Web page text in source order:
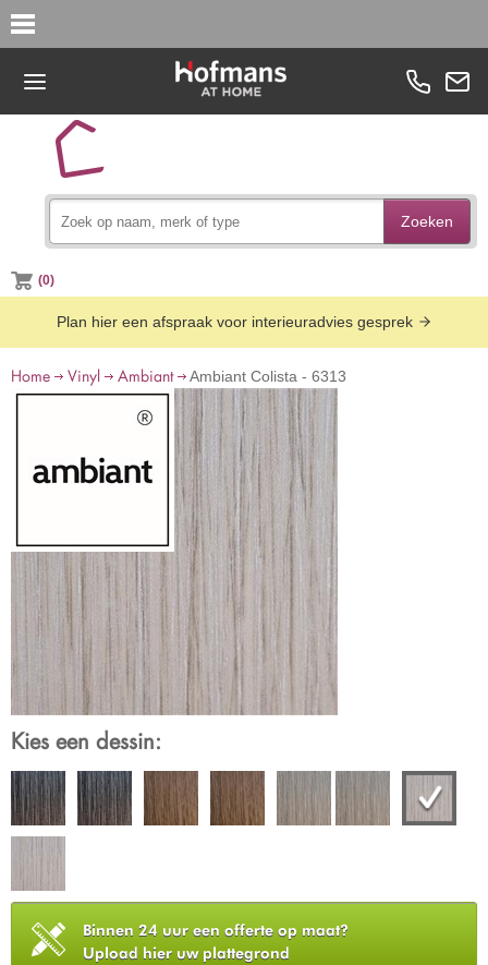
Zoeken
(0)
Plan hier een afspraak voor interieuradvies gesprek
Home Vinyl Ambiant Ambiant Colista - 6313
Kies een dessin:
Binnen 24 uur een offerte op maat?
Upload hier uw plattegrond